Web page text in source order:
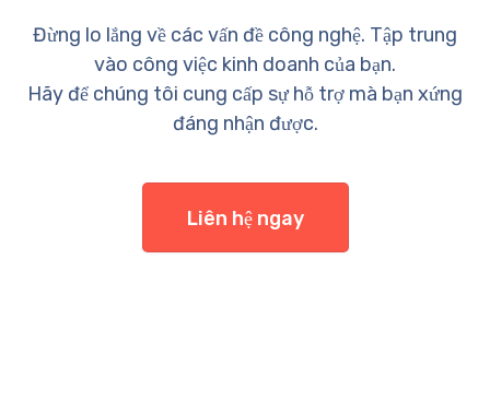
Đừng lo lắng về các vấn đề công nghệ. Tập trung
vào công việc kinh doanh của bạn.
Hãy để chúng tôi cung cấp sự hỗ trợ mà bạn xứng
đáng nhận được.
Liên hệ ngay